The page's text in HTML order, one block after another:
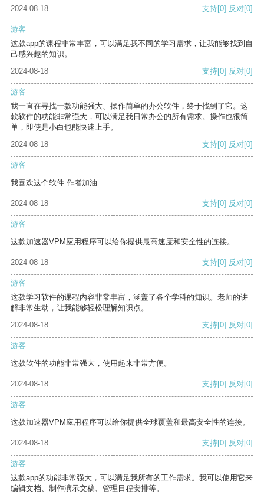
2024-08-18 支持[0] 反对[0]
游客
这款app的课程非常丰富，可以满足我不同的学习需求，让我能够找到自
己感兴趣的知识。
2024-08-18
支持[0] 反对[0]
游客
我一直在寻找一款功能强大、操作简单的办公软件，终于找到了它。这
款软件的功能非常强大，可以满足我日常办公的所有需求。操作也很简
单，即使是小白也能快速上手。
2024-08-18
支持[0] 反对[0]
游客
我喜欢这个软件 作者加油
2024-08-18 支持[0] 反对[0]
游客
这款加速器VPM应用程序可以给你提供最高速度和安全性的连接。
2024-08-18 支持[0] 反对[0]
游客
这款学习软件的课程内容非常丰富，涵盖了各个学科的知识。老师的讲
解非常生动，让我能够轻松理解知识点。
2024-08-18
支持[0] 反对[0]
游客
这款软件的功能非常强大，使用起来非常方便。
2024-08-18 支持[0] 反对[0]
游客
这款加速器VPM应用程序可以给你提供全球覆盖和最高安全性的连接。
2024-08-18 支持[0] 反对[0]
游客
这款app的功能非常强大，可以满足我所有的工作需求。我可以使用它来
编辑文档、制作演示文稿、管理日程安排等。